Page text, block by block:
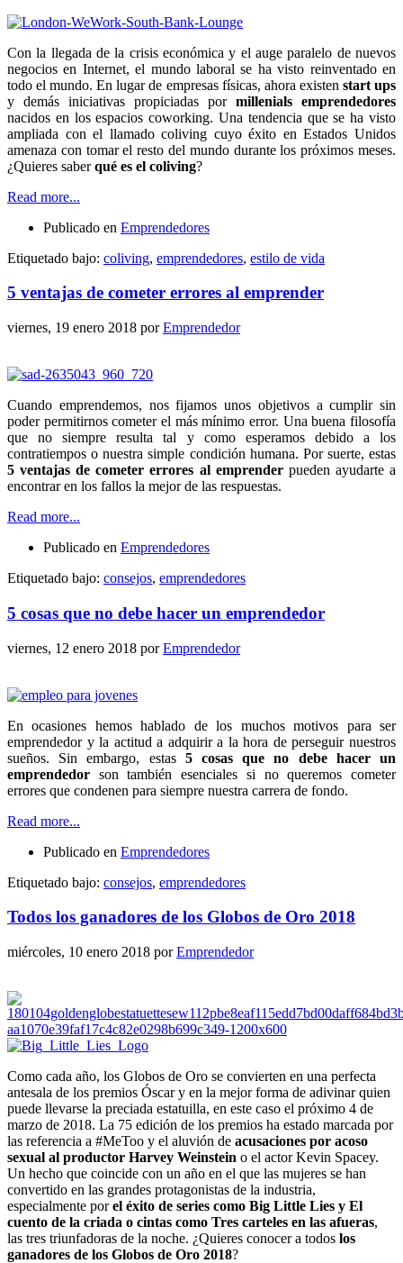
Con la llegada de la crisis económica y el auge paralelo de nuevos
negocios en Internet, el mundo laboral se ha visto reinventado en
todo el mundo. En lugar de empresas físicas, ahora existen start ups
y demás iniciativas propiciadas por millenials emprendedores
nacidos en los espacios coworking. Una tendencia que se ha visto
ampliada con el llamado coliving cuyo éxito en Estados Unidos
amenaza con tomar el resto del mundo durante los próximos meses.
¿Quieres saberqué es el coliving?
Read more...
Publicado en Emprendedores
Etiquetado bajo: coliving, emprendedores, estilo de vida
5 ventajas de cometer errores al emprender
viernes, 19 enero 2018 porEmprendedor
Cuando emprendemos, nos fijamos unos objetivos a cumplir sin
poder permitirnos cometer el más mínimo error. Una buena filosofía
que no siempre resulta tal y como esperamos debido a los
contratiempos o nuestra simple condición humana. Por suerte, estas
5 ventajas de cometer errores al emprenderpueden ayudarte a
encontrar en los fallos la mejor de las respuestas.
Read more...
Publicado en Emprendedores
Etiquetado bajo: consejos, emprendedores
5 cosas que no debe hacer un emprendedor
viernes, 12 enero 2018 porEmprendedor
En ocasiones hemos hablado de los muchos motivos para ser
emprendedor y la actitud a adquirir a la hora de perseguir nuestros
sueños. Sin embargo, estas 5 cosas que no debe hacer un
emprendedor son también esenciales si no queremos cometer
errores que condenen para siempre nuestra carrera de fondo.
Read more...
Publicado en Emprendedores
Etiquetado bajo: consejos, emprendedores
Todos los ganadores de los Globos de Oro 2018
miércoles, 10 enero 2018 porEmprendedor
Como cada año, los Globos de Oro se convierten en una perfecta
antesala de los premios Óscar y en la mejor forma de adivinar quien
puede llevarse la preciada estatuilla, en este caso el próximo 4 de
marzo de 2018. La 75 edición de los premios ha estado marcada por
las referencia a #MeToo y el aluvión de acusaciones por acoso
sexual al productor Harvey Weinstein o el actor Kevin Spacey.
Un hecho que coincide con un año en el que las mujeres se han
convertido en las grandes protagonistas de la industria,
especialmente porel éxito de series como Big Little Lies y El
cuento de la criada o cintas como Tres carteles en las afueras,
las tres triunfadoras de la noche. ¿Quieres conocer a todos los
ganadores de los Globos de Oro 2018?